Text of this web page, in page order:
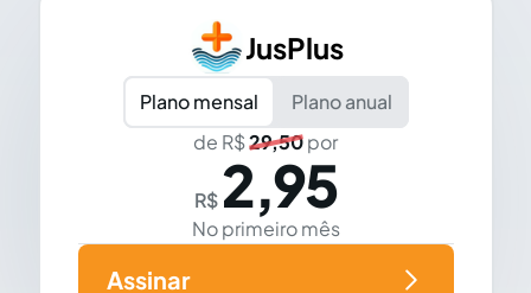
JusPlus
Plano mensal
Plano anual
de R$29,50por
R$ 2,95
No primeiro mês
Assinar